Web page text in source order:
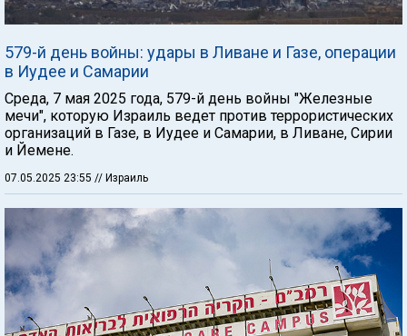
579-й день войны: удары в Ливане и Газе, операции
в Иудее и Самарии
Среда, 7 мая 2025 года, 579-й день войны "Железные
мечи", которую Израиль ведет против террористических
организаций в Газе, в Иудее и Самарии, в Ливане, Сирии
и Йемене.
07.05.2025 23:55 // Израиль